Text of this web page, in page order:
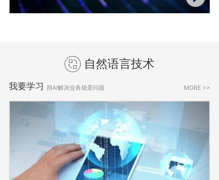
自然语言技术
我要学习 用AI解决业务场景问题 MORE >>